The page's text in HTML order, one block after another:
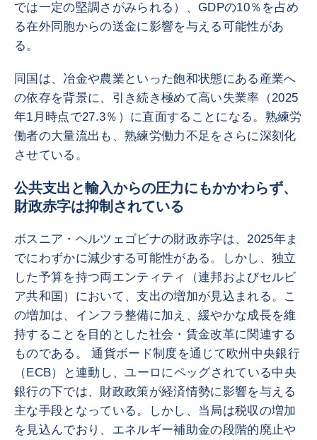
では一定の堅調さがみられる）、GDPの10％を占め
る在外同胞からの送金に影響を与える可能性があ
る。
同国は、冶金や農業といった飽和状態にある産業へ
の依存を背景に、引き続き極めて高い失業率（2025
年1月時点で27.3％）に直面することになる。熟練労
働者の大量流出も、熟練労働力不足をさらに深刻化
させている。
公共支出と輸入からの圧力にもかかわらず、
財政赤字は抑制されている
ボスニア・ヘルツェゴビナの財政赤字は、2025年ま
でにわずかに減少する可能性がある。しかし、独立
した予算を持つ両エンティティ（連邦およびセルビ
ア共和国）において、支出の増加が見込まれる。こ
の増加は、インフラ整備に加え、緩やかな成長を維
持することを目的とした社会・賃金改革に関連する
ものである。 通貨ボード制度を通じて欧州中央銀行
（ECB）と連動し、ユーロにペッグされている中央
銀行の下では、財政政策が経済情勢に影響を与える
主な手段となっている。しかし、当局は税収の増加
を見込んでおり、エネルギー補助金の段階的廃止や